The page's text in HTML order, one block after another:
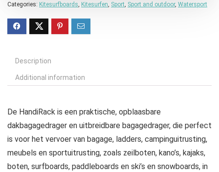
Categories: Kitesurfboards, Kitesurfen, Sport, Sport and outdoor, Watersport
Description
Additional information
De HandiRack is een praktische, opblaasbare
dakbagagedrager en uitbreidbare bagagedrager, die perfect
is voor het vervoer van bagage, ladders, campinguitrusting,
meubels en sportuitrusting, zoals zeilboten, kano’s, kajaks,
boten, surfboards, paddleboards en ski’s en snowboards, in